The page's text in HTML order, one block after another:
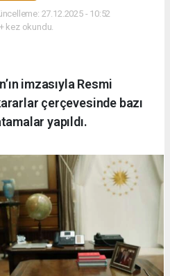
27.12.2025 - 10:52
kez okundu.
imzasıyla Resmi
çerçevesinde bazı
yapıldı.